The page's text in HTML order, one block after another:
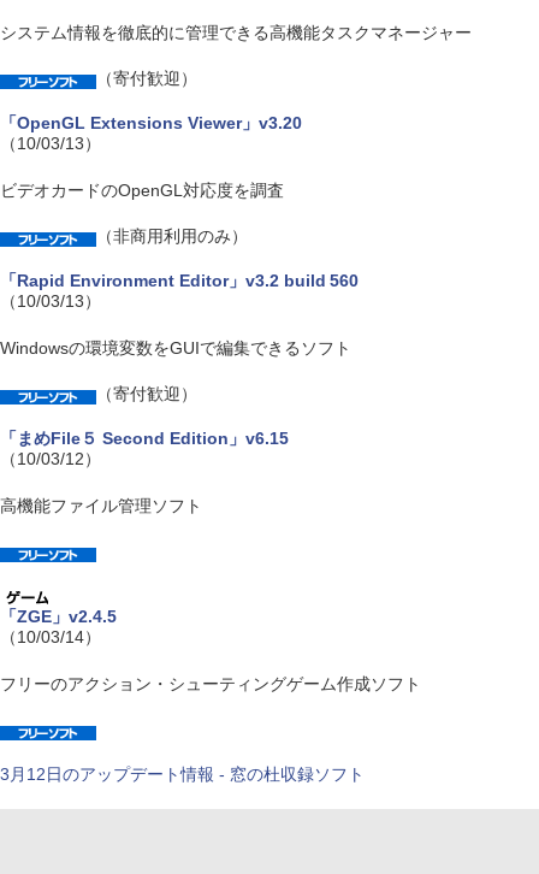
システム情報を徹底的に管理できる高機能タスクマネージャー
（寄付歓迎）
「OpenGL Extensions Viewer」v3.20
（10/03/13）
ビデオカードのOpenGL対応度を調査
（非商用利用のみ）
「Rapid Environment Editor」v3.2 build 560
（10/03/13）
Windowsの環境変数をGUIで編集できるソフト
（寄付歓迎）
「まめFile５ Second Edition」v6.15
（10/03/12）
高機能ファイル管理ソフト
「ZGE」v2.4.5
（10/03/14）
フリーのアクション・シューティングゲーム作成ソフト
3月12日のアップデート情報 - 窓の杜収録ソフト